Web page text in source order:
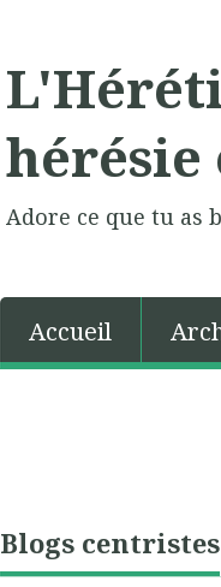
hérésie
Adore ce que tu as
Accueil
Blogs centristes